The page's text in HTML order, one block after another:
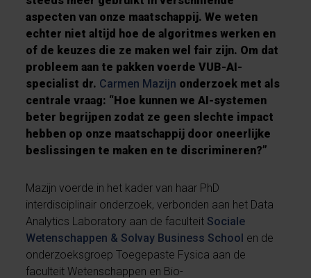
aspecten van onze maatschappij. We weten
echter niet altijd hoe de algoritmes werken en
of de keuzes die ze maken wel fair zijn. Om dat
probleem aan te pakken voerde VUB-AI-
specialist dr. Carmen Mazijn onderzoek met als
centrale vraag: “Hoe kunnen we AI-systemen
beter begrijpen zodat ze geen slechte impact
hebben op onze maatschappij door oneerlijke
beslissingen te maken en te discrimineren?”
Mazijn voerde in het kader van haar PhD
interdisciplinair onderzoek, verbonden aan het Data
Analytics Laboratory aan de faculteit Sociale
Wetenschappen & Solvay Business School en de
onderzoeksgroep Toegepaste Fysica aan de
faculteit Wetenschappen en Bio-